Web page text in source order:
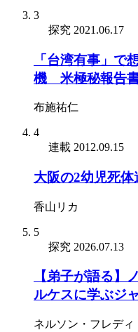
3
探究 2021.06.17
「台湾有事」で
機 米極秘報告
布施祐仁
4
連載 2012.09.15
大阪の2幼児死
香山リカ
5
探究 2026.07.13
【弟子が語る】
ルケスに学ぶジ
ネルソン・フレディ